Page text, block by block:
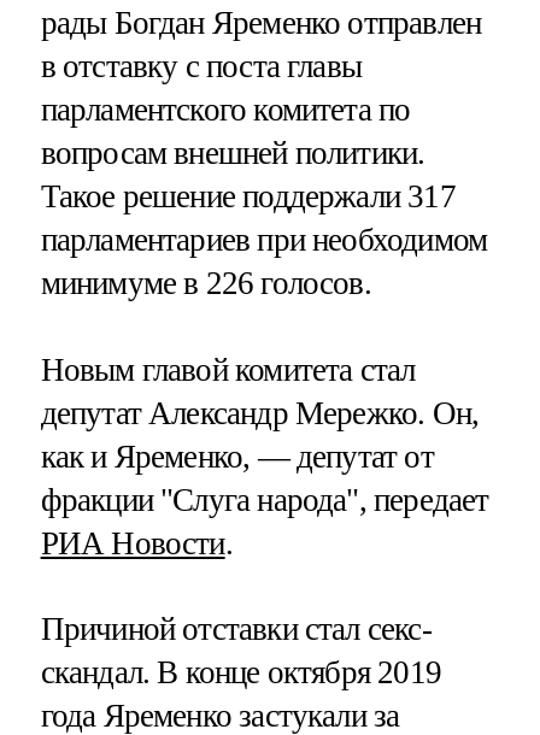
рады Богдан Яременко отправлен
в отставку с поста главы
парламентского комитета по
вопросам внешней политики.
Такое решение поддержали 317
парламентариев при необходимом
минимуме в 226 голосов.
Новым главой комитета стал
депутат Александр Мережко. Он,
как и Яременко, — депутат от
фракции "Слуга народа", передает
РИА Новости.
Причиной отставки стал секс-
скандал. В конце октября 2019
года Яременко застукали за